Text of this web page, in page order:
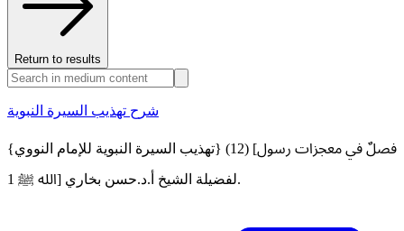
Return to results
شرح تهذيب السيرة النبوية
{تهذيب السيرة النبوية للإمام النووي} (12) [فصلٌ في معجزات رسول
الله ﷺ 1] لفضيلة الشيخ أ.د.حسن بخاري.